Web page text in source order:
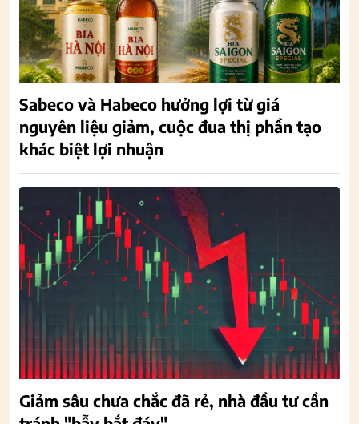
Sabeco và Habeco hưởng lợi từ giá
nguyên liệu giảm, cuộc đua thị phần tạo
khác biệt lợi nhuận
Giảm sâu chưa chắc đã rẻ, nhà đầu tư cần